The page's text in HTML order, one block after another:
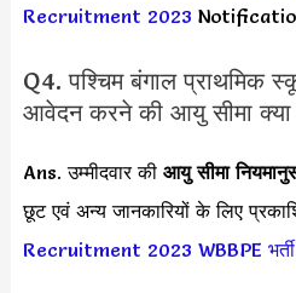
Recruitment 2023
Q4. पश्चिम बंगाल प्राथमिक
आवेदन करने की आयु सीमा क्या
Ans. उम्मीदवार की आयु सीमा
छूट एवं अन्य जानकारियों के लिए
Recruitment 2023 WBBPE